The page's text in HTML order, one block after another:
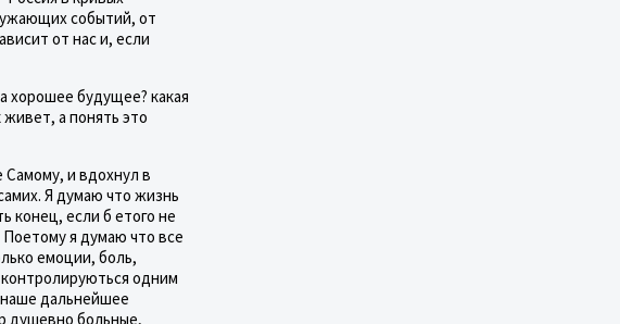
событий, от
от нас и, если
хорошее будущее? какая
а понять это
Самому, и вдохнул в
Я думаю что жизнь
конец, если б етого не
я думаю что все
емоции, боль,
одним
дальнейшее
душевно больные,